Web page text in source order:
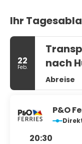
Ihr
22
Feb.
nach
Abreise
P&O
20:30